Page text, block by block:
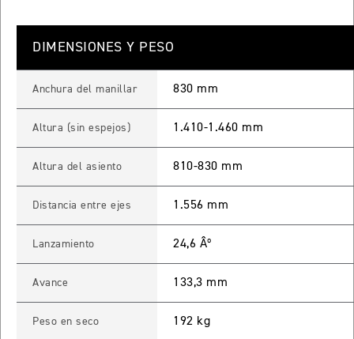
TIGER 900 GT
Precio desde $15.390.000
DIMENSIONES Y PESO
Anchura del manillar 830 mm
Altura (sin espejos) 1.410-1.460 mm
Altura del asiento 810-830 mm
Distancia entre ejes 1.556 mm
Lanzamiento 24,6 Âº
Avance 133,3 mm
Peso en seco 192 kg